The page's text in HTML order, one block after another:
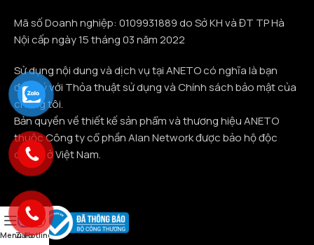
Mã số Doanh nghiệp: 0109931889 do Sở KH và ĐT TP Hà
Nội cấp ngày 15 tháng 03 năm 2022
Sử dụng nội dung và dịch vụ tại ANETO có nghĩa là bạn
đồng ý với Thỏa thuật sử dụng và Chính sách bảo mật của
chúng tôi.
Bản quyền về thiết kế sản phẩm và thương hiệu ANETO
thuộc Công ty cổ phần Alan Network được bảo hộ độc
quyền ở Việt Nam.
MenuZaloHotline